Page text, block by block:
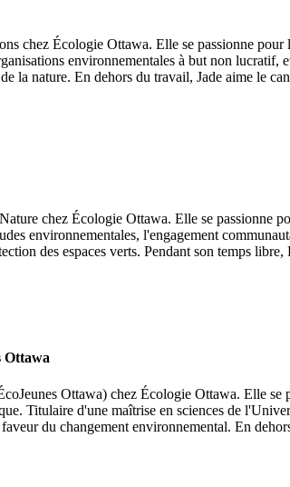
chez Écologie Ottawa. Elle se passionne
environnementales à but non
la nature. En dehors du travail, Jade aime le
chez Écologie Ottawa. Elle se passionne
environnementales, l'engagement
des espaces verts. Pendant son temps
Ottawa
Ottawa) chez Écologie Ottawa. Elle
Titulaire d'une maîtrise en sciences de
du changement environnemental. En